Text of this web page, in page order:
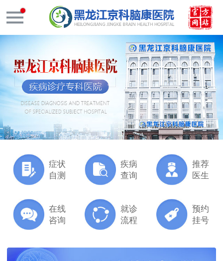
症状
自测
疾病
查询
推荐
医生
在线
咨询
就诊
流程
预约
挂号